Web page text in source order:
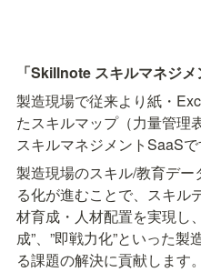
「Skillnote スキルマネジ
製造現場で従来より紙・
たスキルマップ（力量管理
スキルマネジメントSaaSで
製造現場のスキル/教育デー
る化が進むことで、スキル
材育成・人材配置を実現し
成”、”即戦力化”といった
る課題の解決に貢献します。